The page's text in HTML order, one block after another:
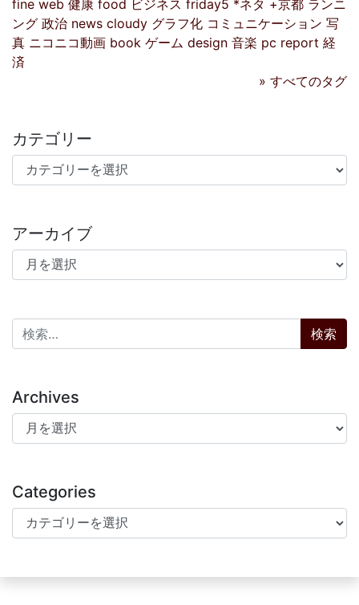
fine web 健康 food ビジネス friday5 *ネタ +京都 ランニ
ング 政治 news cloudy グラフ化 コミュニケーション 写
真 ニコニコ動画 book ゲーム design 音楽 pc report 経
済
» すべてのタグ
カテゴリー
カテゴリー
アーカイブ
アーカイブ
検索:
Archives
Archives
Categories
Categories